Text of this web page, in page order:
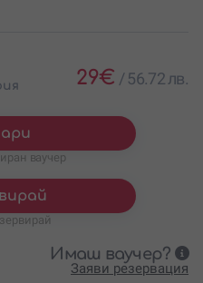
29€ / 56.72 лв.
ваучер
Имаш ваучер?
Заяви резервация